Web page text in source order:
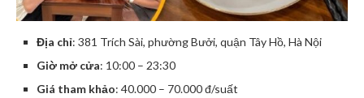
Địa chỉ: 381 Trích Sài, phường Bưởi, quận Tây Hồ, Hà Nội
Giờ mở cửa: 10:00 – 23:30
Giá tham khảo: 40.000 – 70.000 đ/suất